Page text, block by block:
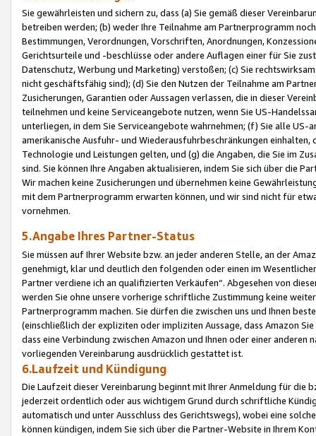
Sie gewährleisten und sichern zu, dass (a) Sie gemäß dieser
betreiben werden; (b) weder Ihre Teilnahme am Partnerprogramm
Bestimmungen, Verordnungen, Vorschriften, Anordnungen,
Gerichtsurteile und -beschlüsse oder andere Auflagen einer für Sie
Datenschutz, Werbung und Marketing) verstoßen; (c) Sie
nicht geschäftsfähig sind); (d) Sie den Nutzen der Teilnahme am
Zusicherungen, Garantien oder Aussagen verlassen, die in dieser
teilnehmen und keine Serviceangebote nutzen, wenn Sie US-
unterliegen, in dem Sie Serviceangebote wahrnehmen; (f) Sie alle
amerikanische Ausfuhr- und Wiederausfuhrbeschränkungen
Technologie und Leistungen gelten, und (g) die Angaben, die Sie im
sind. Sie können Ihre Angaben aktualisieren, indem Sie sich über die
Wir machen keine Zusicherungen und übernehmen keine
mit dem Partnerprogramm erwarten können, und wir sind nicht für
vornehmen.
5.Angabe Ihres Partner-Status
Sie müssen auf Ihrer Website bzw. an jeder anderen Stelle, an der
genehmigt, klar und deutlich den folgenden oder einen im
Partner verdiene ich an qualifizierten Verkäufen“. Abgesehen von
werden Sie ohne unsere vorherige schriftliche Zustimmung keine
Partnerprogramm machen. Sie dürfen die zwischen uns und Ihnen
(einschließlich der expliziten oder impliziten Aussage, dass Amazon
dass eine Verbindung zwischen Amazon und Ihnen oder einer
vorliegenden Vereinbarung ausdrücklich gestattet ist.
6.Laufzeit und Kündigung
Die Laufzeit dieser Vereinbarung beginnt mit Ihrer Anmeldung für die
jederzeit ordentlich oder aus wichtigem Grund durch schriftliche
automatisch und unter Ausschluss des Gerichtswegs), wobei eine
können kündigen, indem Sie sich über die Partner-Website in Ihrem